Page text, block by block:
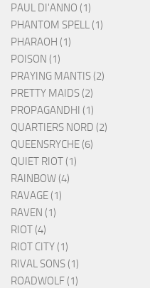
PAUL DI'ANNO (1)
PHANTOM SPELL (1)
PHARAOH (1)
POISON (1)
PRAYING MANTIS (2)
PRETTY MAIDS (2)
PROPAGANDHI (1)
QUARTIERS NORD (2)
QUEENSRYCHE (6)
QUIET RIOT (1)
RAINBOW (4)
RAVAGE (1)
RAVEN (1)
RIOT (4)
RIOT CITY (1)
RIVAL SONS (1)
ROADWOLF (1)